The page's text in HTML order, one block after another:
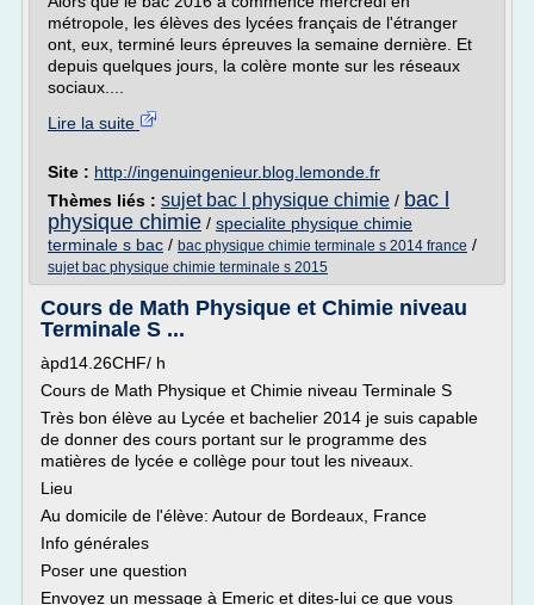
métropole, les élèves des lycées français de l'étranger
ont, eux, terminé leurs épreuves la semaine dernière. Et
depuis quelques jours, la colère monte sur les réseaux
sociaux....
Lire la suite
Site : http://ingenuingenieur.blog.lemonde.fr
Thèmes liés : sujet bac l physique chimie / bac l
physique chimie / specialite physique chimie
terminale s bac / bac physique chimie terminale s 2014 france /
sujet bac physique chimie terminale s 2015
Cours de Math Physique et Chimie niveau
Terminale S ...
àpd14.26CHF/ h
Cours de Math Physique et Chimie niveau Terminale S
Très bon élève au Lycée et bachelier 2014 je suis capable
de donner des cours portant sur le programme des
matières de lycée e collège pour tout les niveaux.
Lieu
Au domicile de l'élève: Autour de Bordeaux, France
Info générales
Poser une question
Envoyez un message à Emeric et dites-lui ce que vous